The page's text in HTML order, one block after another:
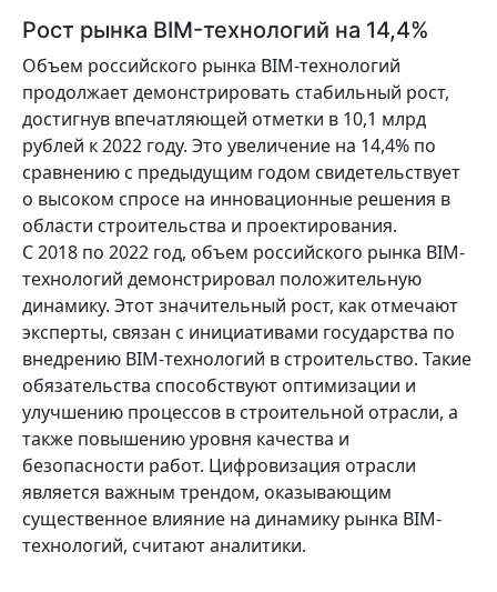
Рост рынка BIM-технологий на 14,4%
Объем российского рынка BIM-технологий
продолжает демонстрировать стабильный рост,
достигнув впечатляющей отметки в 10,1 млрд
рублей к 2022 году. Это увеличение на 14,4% по
сравнению с предыдущим годом свидетельствует
о высоком спросе на инновационные решения в
области строительства и проектирования.
С 2018 по 2022 год, объем российского рынка BIM-
технологий демонстрировал положительную
динамику. Этот значительный рост, как отмечают
эксперты, связан с инициативами государства по
внедрению BIM-технологий в строительство. Такие
обязательства способствуют оптимизации и
улучшению процессов в строительной отрасли, а
также повышению уровня качества и
безопасности работ. Цифровизация отрасли
является важным трендом, оказывающим
существенное влияние на динамику рынка BIM-
технологий, считают аналитики.